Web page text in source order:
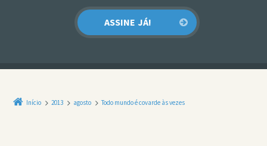
Início 2013 agosto Todo mundo é covarde às vezes